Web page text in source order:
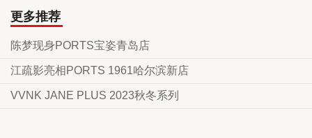
更多推荐
陈梦现身PORTS宝姿青岛店
江疏影亮相PORTS 1961哈尔滨新店
VVNK JANE PLUS 2023秋冬系列